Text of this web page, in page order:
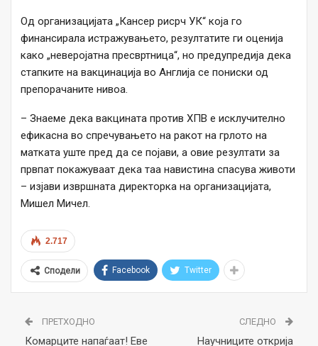
Од организацијата „Кaнсер рисрч УК“ која го
финансирала истражувањето, резултатите ги оценија
како „неверојатна пресвртница“, но предупредија дека
стапките на вакцинација во Англија се пониски од
препорачаните нивоа.
– Знаеме дека вакцината против ХПВ е исклучително
ефикасна во спречувањето на ракот на грлото на
матката уште пред да се појави, а овие резултати за
првпат покажуваат дека таа навистина спасува животи
– изјави извршната директорка на организацијата,
Мишел Мичел.
2.717
Сподели Facebook Twitter
ПРЕТХОДНО
Комарците напаѓаат! Еве
СЛЕДНО
Научниците открија